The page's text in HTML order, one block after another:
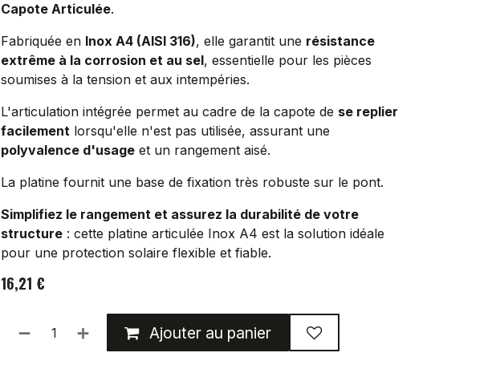
Capote Articulée.
Fabriquée en Inox A4 (AISI 316), elle garantit une résistance
extrême à la corrosion et au sel, essentielle pour les pièces
soumises à la tension et aux intempéries.
L'articulation intégrée permet au cadre de la capote de se replier
facilement lorsqu'elle n'est pas utilisée, assurant une
polyvalence d'usage et un rangement aisé.
La platine fournit une base de fixation très robuste sur le pont.
Simplifiez le rangement et assurez la durabilité de votre
structure : cette platine articulée Inox A4 est la solution idéale
pour une protection solaire flexible et fiable.
16,21 €
Ajouter au panier